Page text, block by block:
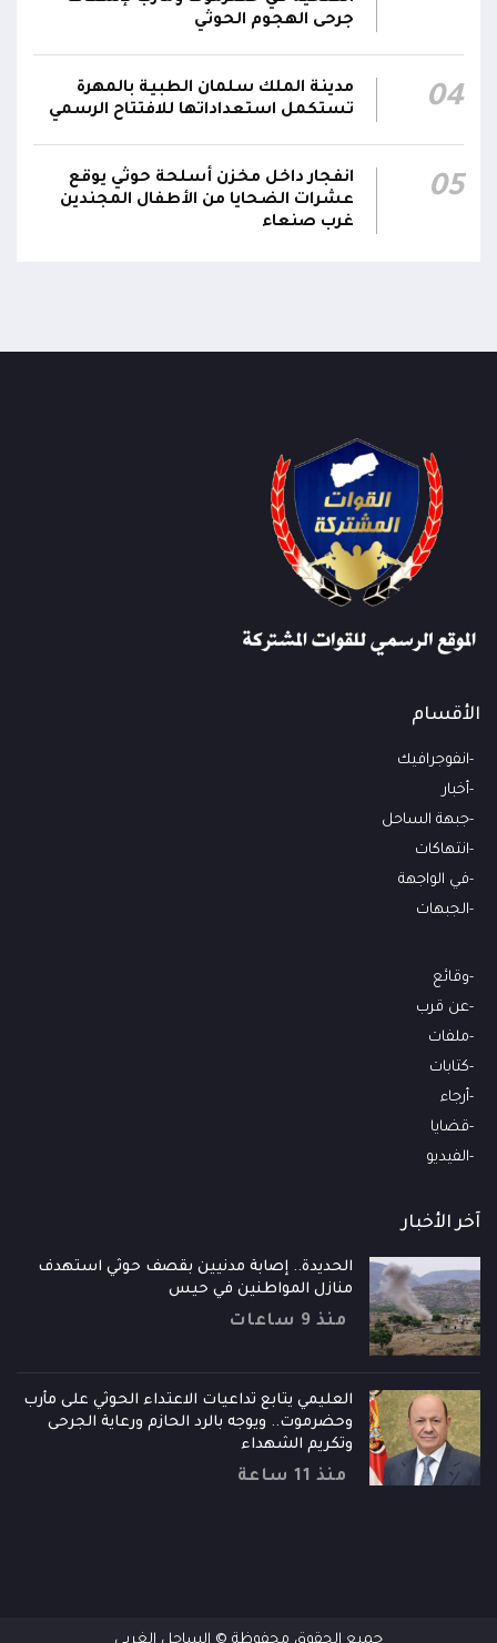
جرحى الهجوم الحوثي
04
مدينة الملك سلمان الطبية بالمهرة
تستكمل استعداداتها للافتتاح الرسمي
05
انفجار داخل مخزن أسلحة حوثي يوقع
عشرات الضحايا من الأطفال المجندين
غرب صنعاء
الأقسام
انفوجرافيك
أخبار
جبهة الساحل
انتهاكات
في الواجهة
الجبهات
وقائع
عن قرب
ملفات
كتابات
أرجاء
قضايا
الفيديو
آخر الأخبار
الحديدة.. إصابة مدنيين بقصف حوثي استهدف
منازل المواطنين في حيس
منذ 9 ساعات
العليمي يتابع تداعيات الاعتداء الحوثي على مأرب
وحضرموت.. ويوجه بالرد الحازم ورعاية الجرحى
وتكريم الشهداء
منذ 11 ساعة